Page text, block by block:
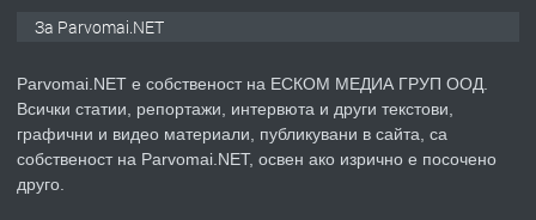
преди 1 година
ПРЕДЛАГА Уроци по Математика
За Parvomai.NET
Parvomai.NET е собственост на ЕСКОМ МЕДИА ГРУП ООД.
Всички статии, репортажи, интервюта и други текстови,
графични и видео материали, публикувани в сайта, са
собственост на Parvomai.NET, освен ако изрично е посочено
друго.